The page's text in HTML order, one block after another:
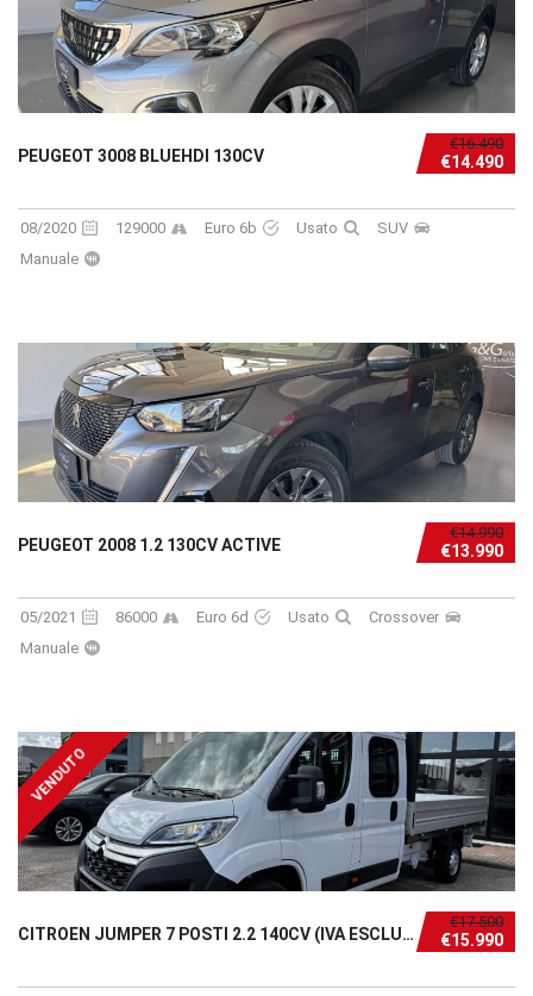
€16.490
€14.490
PEUGEOT 3008 BLUEHDI 130CV
08/2020 129000 Euro 6b Usato
SUV
Manuale
€14.990
€13.990
PEUGEOT 2008 1.2 130CV ACTIVE
05/2021 86000 Euro 6d Usato
Crossover
Manuale
VENDUTO
€17.500
€15.990
CITROEN JUMPER 7 POSTI 2.2 140CV (IVA ESCLUSA)